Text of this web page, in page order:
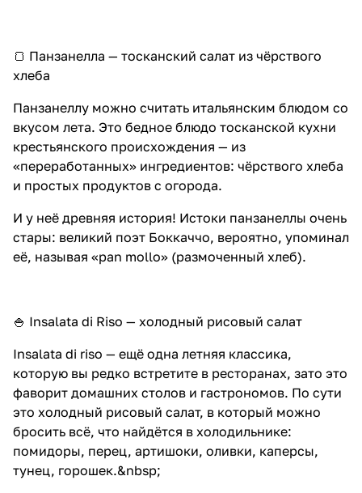
🍞 Панзанелла — тосканский салат из чёрствого
хлеба
Панзанеллу можно считать итальянским блюдом со
вкусом лета. Это бедное блюдо тосканской кухни
крестьянского происхождения — из
«переработанных» ингредиентов: чёрствого хлеба
и простых продуктов с огорода.
И у неё древняя история! Истоки панзанеллы очень
стары: великий поэт Боккаччо, вероятно, упоминал
её, называя «pan mollo» (размоченный хлеб).
🍚 Insalata di Riso — холодный рисовый салат
Insalata di riso — ещё одна летняя классика,
которую вы редко встретите в ресторанах, зато это
фаворит домашних столов и гастрономов. По сути
это холодный рисовый салат, в который можно
бросить всё, что найдётся в холодильнике:
помидоры, перец, артишоки, оливки, каперсы,
тунец, горошек.&nbsp;